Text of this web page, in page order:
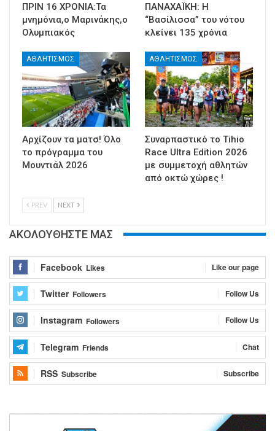
ΠΡΙΝ 16 ΧΡΟΝΙΑ:Τα
μνημόνια,ο Μαρινάκης,ο
Ολυμπιακός
ΠΑΝΑΧΑΪΚΗ: Η
“Βασίλισσα” του νότου
κλείνει 135 χρόνια
ΑΘΛΗΤΙΣΜΟΣ
Αρχίζουν τα ματσ! Όλο
το πρόγραμμα του
Μουντιάλ 2026
ΑΘΛΗΤΙΣΜΟΣ
Συναρπαστικό το Tihio
Race Ultra Edition 2026
με συμμετοχή αθλητών
από οκτώ χώρες !
PREV NEXT
ΑΚΟΛΟΥΘΗΣΤΕ ΜΑΣ
Facebook Likes Like our page
Twitter Followers Follow Us
Instagram Followers Follow Us
Telegram Friends Chat
RSS Subscribe Subscribe